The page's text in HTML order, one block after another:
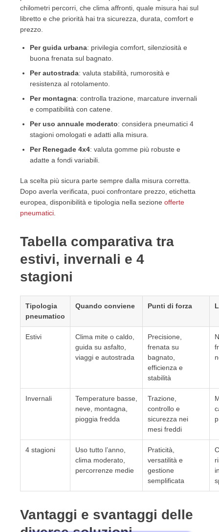
chilometri percorri, che clima affronti, quale misura hai sul
libretto e che priorità hai tra sicurezza, durata, comfort e
prezzo.
Per guida urbana: privilegia comfort, silenziosità e
buona frenata sul bagnato.
Per autostrada: valuta stabilità, rumorosità e
resistenza al rotolamento.
Per montagna: controlla trazione, marcature invernali
e compatibilità con catene.
Per uso annuale moderato: considera pneumatici 4
stagioni omologati e adatti alla misura.
Per Renegade 4x4: valuta gomme più robuste e
adatte a fondi variabili.
La scelta più sicura parte sempre dalla misura corretta.
Dopo averla verificata, puoi confrontare prezzo, etichetta
europea, disponibilità e tipologia nella sezione offerte
pneumatici.
Tabella comparativa tra
estivi, invernali e 4
stagioni
Tipologia
pneumatico
Quando conviene Punti di forza
Estivi
Clima mite o caldo,
guida su asfalto,
viaggi e autostrada
Precisione,
frenata su
bagnato,
efficienza e
stabilità
Invernali
Temperature basse,
neve, montagna,
pioggia fredda
Trazione,
controllo e
sicurezza nei
mesi freddi
4 stagioni
Uso tutto l’anno,
clima moderato,
percorrenze medie
Praticità,
versatilità e
gestione
semplificata
Vantaggi e svantaggi delle